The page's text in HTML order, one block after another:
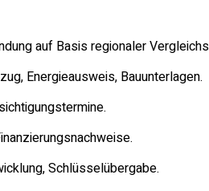
auf Basis regionaler
Energieausweis, Bauunterlagen.
Schlüsselübergabe.